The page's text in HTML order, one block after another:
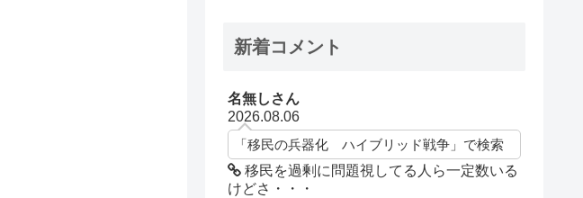
新着コメント
名無しさん
2026.08.06
「移民の兵器化 ハイブリッド戦争」で検索
移民を過剰に問題視してる人ら一定数いる
けどさ・・・